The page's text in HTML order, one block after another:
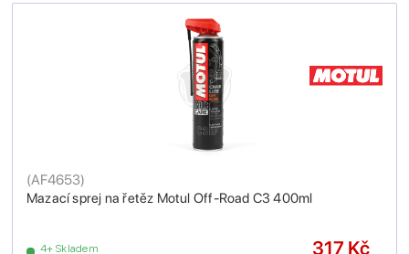
Mazací sprej na řetěz Motul Off-Road C3 400ml
(AF4653)
4+ Skladem 317 Kč